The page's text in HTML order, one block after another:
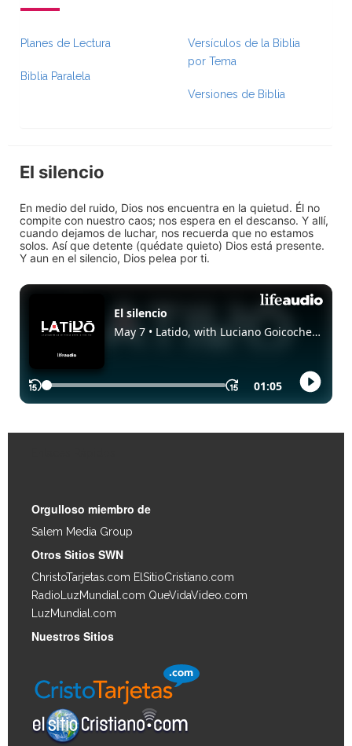
Planes de Lectura
Biblia Paralela
Versículos de la Biblia
por Tema
Versiones de Biblia
El silencio
En medio del ruido, Dios nos encuentra en la quietud. Él no
compite con nuestro caos; nos espera en el descanso. Y allí,
cuando dejamos de luchar, nos recuerda que no estamos
solos. Así que detente (quédate quieto) Dios está presente.
Y aun en el silencio, Dios pelea por ti.
Orgulloso miembro de
Salem Media Group
Otros Sitios SWN
ChristoTarjetas.com ElSitioCristiano.com
RadioLuzMundial.com QueVidaVideo.com
LuzMundial.com
Nuestros Sitios